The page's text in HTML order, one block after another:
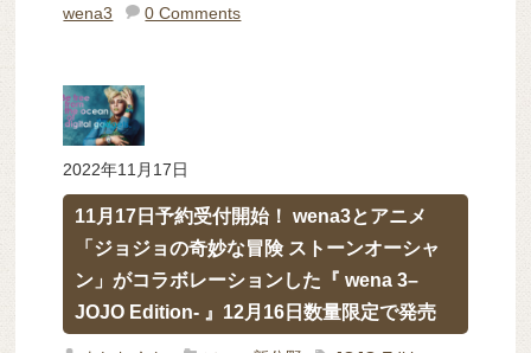
wena3
0 Comments
2022年11月17日
11月17日予約受付開始！ wena3とアニメ
「ジョジョの奇妙な冒険 ストーンオーシャ
ン」がコラボレーションした『 wena 3–
JOJO Edition- 』12月16日数量限定で発売